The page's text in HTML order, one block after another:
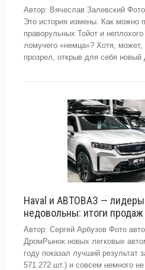
Автор: Вячеслав Залевский
Это история измены. Как можно
праворульных Тойот и
ломучего «немца»? Хотя, может,
прозрел, открыв для себя
Haval и АВТОВАЗ —
недовольны: итоги продаж
Автор: Сергей Арбузов Фото
ДромРынок новых легковых
году показал лучший результат
571 272 шт.) и совсем немного